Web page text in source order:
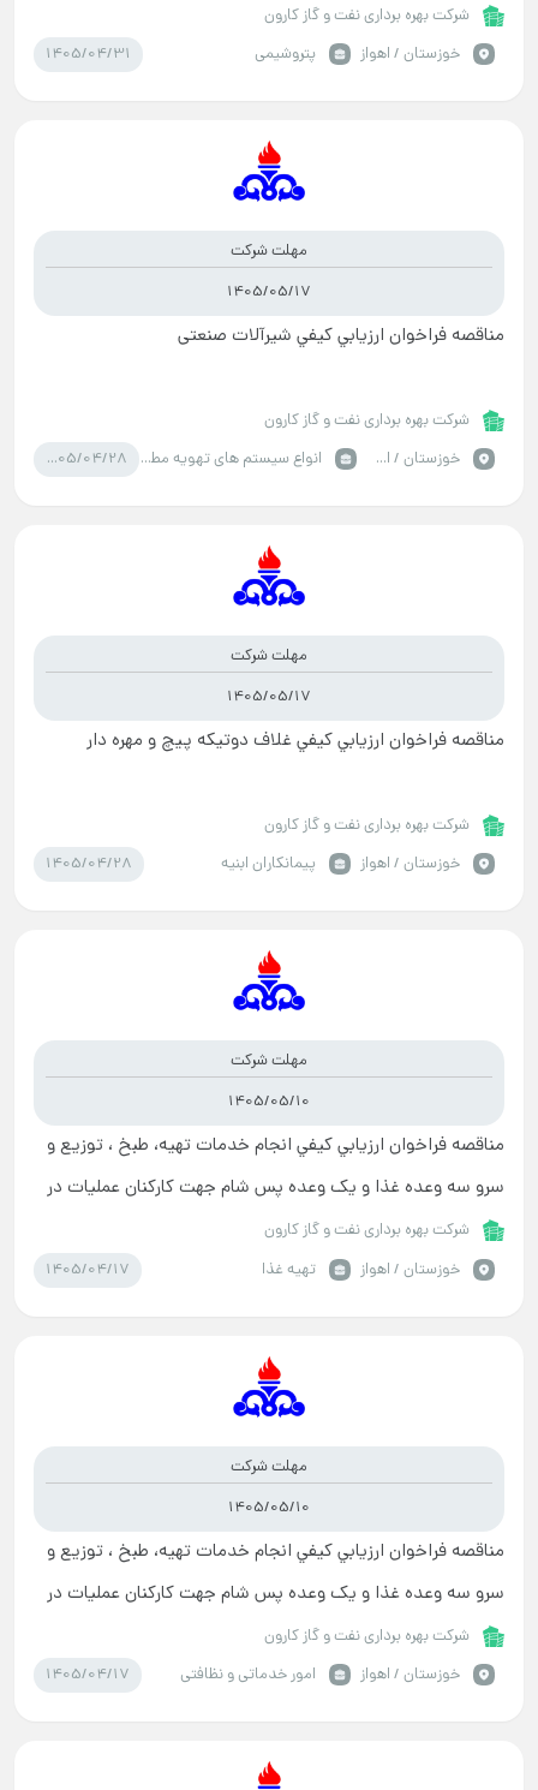
کمپ شرکت بهره برداری نفت و گاز کارون
خوزستان / اهواز
پتروشیمی 1405/04/31
مهلت شرکت
1405/05/17
مناقصه فراخوان ارزيابي کيفي شیرآلات صنعتی
شرکت بهره برداری نفت و گاز کارون
خوزستان / اهواز
انواع سیستم های تهویه مطبوع 1405/04/28
مهلت شرکت
1405/05/17
مناقصه فراخوان ارزيابي کيفي غلاف دوتیکه پیچ و مهره دار
شرکت بهره برداری نفت و گاز کارون
خوزستان / اهواز
پیمانکاران ابنیه 1405/04/28
مهلت شرکت
1405/05/10
مناقصه فراخوان ارزيابي کيفي انجام خدمات تهیه، طبخ ، توزیع و
سرو سه وعده غذا و یک وعده پس شام جهت کارکنان عملیات در
مجموعه های صنعتی اهواز 1(کریت) ، اهواز 2 و
شرکت بهره برداری نفت و گاز کارون
خوزستان / اهواز
تهیه غذا 1405/04/17
مهلت شرکت
1405/05/10
مناقصه فراخوان ارزيابي کيفي انجام خدمات تهیه، طبخ ، توزیع و
سرو سه وعده غذا و یک وعده پس شام جهت کارکنان عملیات در
پایلایشگاه شیرین سازی و منصوری
شرکت بهره برداری نفت و گاز کارون
خوزستان / اهواز
امور خدماتی و نظافتی 1405/04/17